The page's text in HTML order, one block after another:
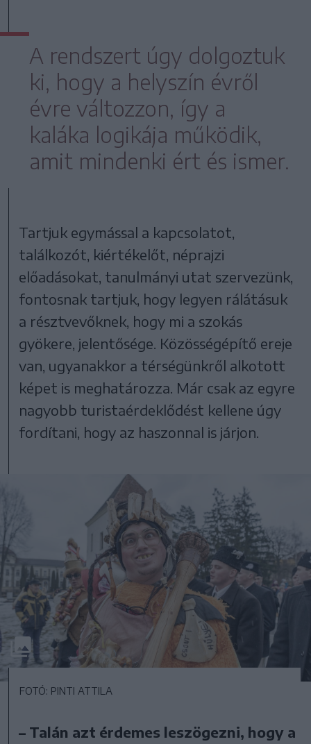
A rendszert úgy dolgoztuk
ki, hogy a helyszín évről
évre változzon, így a
kaláka logikája működik,
amit mindenki ért és ismer.
Tartjuk egymással a kapcsolatot,
találkozót, kiértékelőt, néprajzi
előadásokat, tanulmányi utat szervezünk,
fontosnak tartjuk, hogy legyen rálátásuk
a résztvevőknek, hogy mi a szokás
gyökere, jelentősége. Közösségépítő ereje
van, ugyanakkor a térségünkről alkotott
képet is meghatározza. Már csak az egyre
nagyobb turistaérdeklődést kellene úgy
fordítani, hogy az haszonnal is járjon.
FOTÓ: PINTI ATTILA
– Talán azt érdemes leszögezni, hogy a